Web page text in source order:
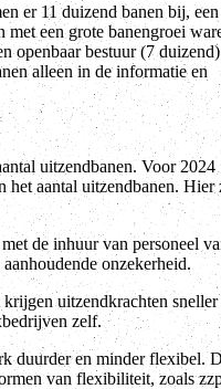
er 11 duizend banen bij,
een grote banengroei
openbaar bestuur (7
alleen in de informatie en
uitzendbanen. Voor 2024
het aantal uitzendbanen. Hier
de inhuur van personeel
onzekerheid.
uitzendkrachten sneller
zelf.
duurder en minder flexibel.
van flexibiliteit, zoals